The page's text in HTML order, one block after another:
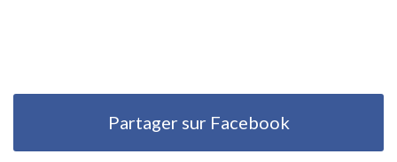
Partager sur Facebook